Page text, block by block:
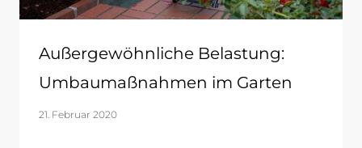
Außergewöhnliche Belastung:
Umbaumaßnahmen im Garten
21. Februar 2020